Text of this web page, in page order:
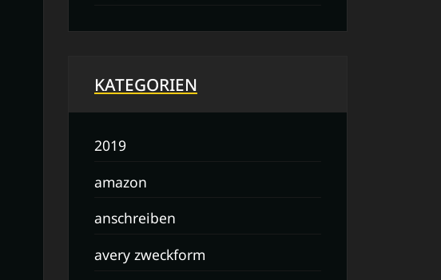
KATEGORIEN
2019
amazon
anschreiben
avery zweckform